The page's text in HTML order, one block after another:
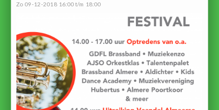
Zo 09-12-2018 16:00 t/m 18:00